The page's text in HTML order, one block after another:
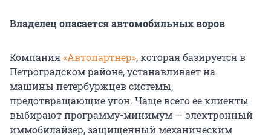
Владелец опасается автомобильных воров
Компания«Автопартнер», которая базируется в
Петроградском районе, устанавливает на
машины петербуржцев системы,
предотвращающие угон. Чаще всего ее клиенты
выбирают программу-минимум — электронный
иммобилайзер, защищенный механическим